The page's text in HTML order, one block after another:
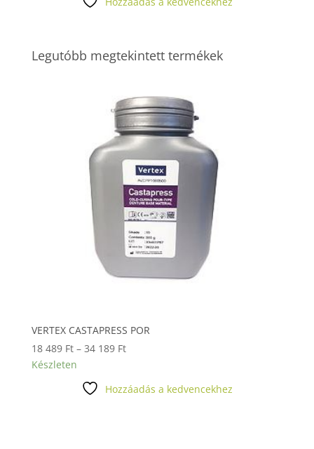
Legutóbb megtekintett termékek
VERTEX CASTAPRESS POR
18 489 Ft – 34 189 FtÁrtartomány:
-
Készleten
Hozzáadás a kedvencekhez